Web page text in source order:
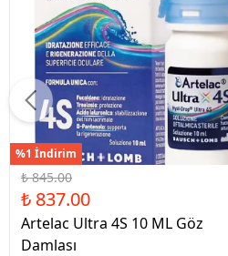
%1 İndirim
₺ 845.00
₺ 837.00
Artelac Ultra 4S 10 ML Göz
Damlası